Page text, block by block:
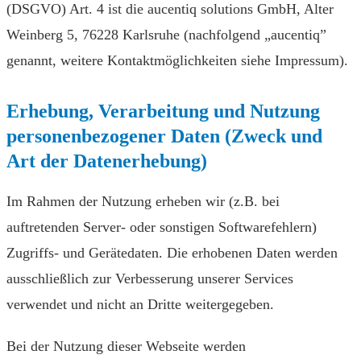
(DSGVO) Art. 4 ist die aucentiq solutions GmbH, Alter
Weinberg 5, 76228 Karlsruhe (nachfolgend „aucentiq”
genannt, weitere Kontakt­möglichkeiten siehe Impressum).
Erhebung, Verarbeitung und Nutzung
personenbezogener Daten (Zweck und
Art der Datenerhebung)
Im Rahmen der Nutzung erheben wir (z.B. bei
auftretenden Server- oder sonstigen Softwarefehlern)
Zugriffs- und Gerätedaten. Die erhobenen Daten werden
ausschließlich zur Verbesserung unserer Services
verwendet und nicht an Dritte weitergegeben.
Bei der Nut­zung dieser Webseite wer­den